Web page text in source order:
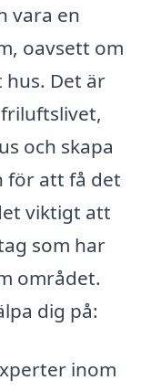
vara en
oavsett om
Det är
och skapa
för att få det
viktigt att
som har
området.
dig på:
inom